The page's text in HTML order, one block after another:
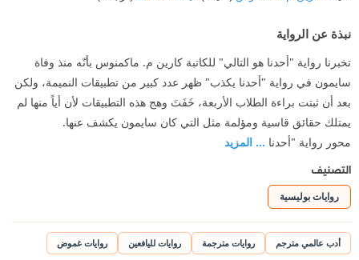
نبذة عن الرواية
تخبرنا رواية "أحدنا هو التالي" للكاتبة كارين م. ماكمنوس بأنّه منذ وفاة
سايمون في رواية "أحدنا يكذب" ظهر عدد كبير من تطبيقات النميمة، ولكن
بعد أن ثبتت براءة الطلاب الأربعة، خَفَتَ وهج هذه التطبيقات لأن أياً منها لم
يمتلك حقائق قاسية ومؤلمة مثل التي كان سايمون يكشف عنها.
محور رواية "أحدنا ... المزيد
التصنيف
روايات بوليسية
أدب عالمي مترجم روايات مترجمة روايات لليافعين روايات غموض